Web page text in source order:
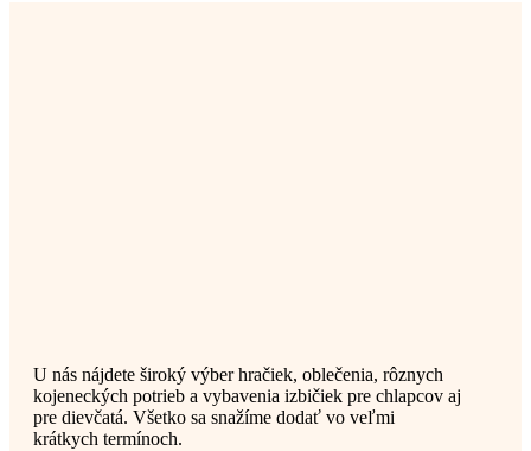
U nás nájdete široký výber hračiek, oblečenia, rôznych
kojeneckých potrieb a vybavenia izbičiek pre chlapcov aj
pre dievčatá. Všetko sa snažíme dodať vo veľmi
krátkych termínoch.